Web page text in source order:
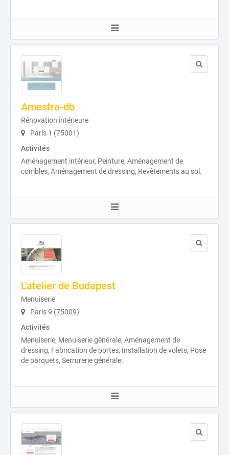
Amestra-db
Rénovation intérieure
Paris 1 (75001)
Activités
Aménagement intérieur, Peinture, Aménagement de
combles, Aménagement de dressing, Revêtements au sol.
L'atelier de Budapest
Menuiserie
Paris 9 (75009)
Activités
Menuiserie, Menuiserie générale, Aménagement de
dressing, Fabrication de portes, Installation de volets, Pose
de parquets, Serrurerie générale.